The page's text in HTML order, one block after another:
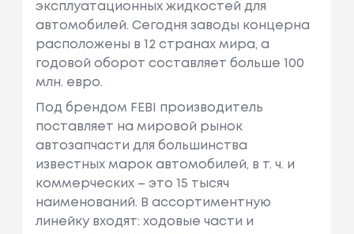
эксплуатационных жидкостей для
автомобилей. Сегодня заводы концерна
расположены в 12 странах мира, а
годовой оборот составляет больше 100
млн. евро.
Под брендом FEBI производитель
поставляет на мировой рынок
автозапчасти для большинства
известных марок автомобилей, в т. ч. и
коммерческих – это 15 тысяч
наименований. В ассортиментную
линейку входят: ходовые части и